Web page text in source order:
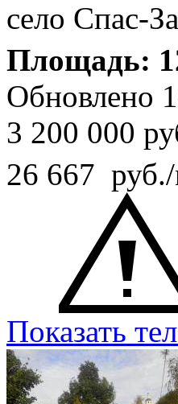
село Спас-
Площадь:
Обновлено
3 200 000
26 667
Показать